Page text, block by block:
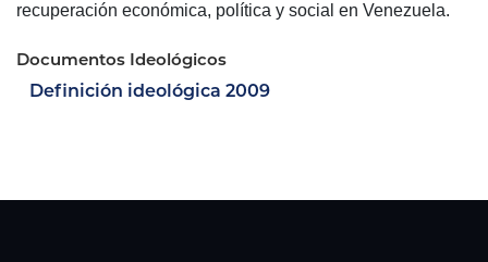
recuperación económica, política y social en Venezuela.
Documentos Ideológicos
Definición ideológica 2009